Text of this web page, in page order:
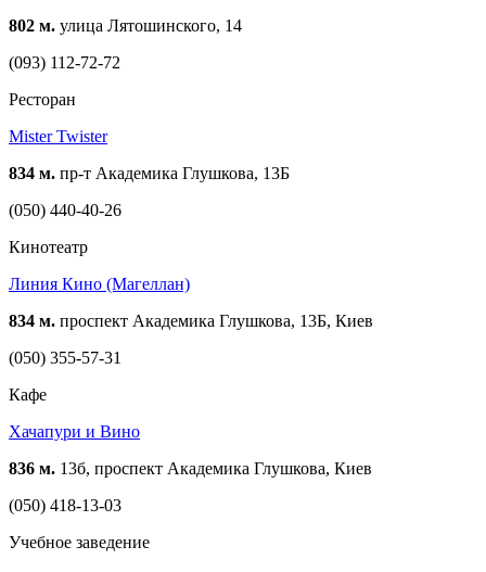
802 м. улица Лятошинского, 14
(093) 112-72-72
Ресторан
Mister Twister
834 м. пр-т Академика Глушкова, 13Б
(050) 440-40-26
Кинотеатр
Линия Кино (Магеллан)
834 м. проспект Академика Глушкова, 13Б, Киев
(050) 355-57-31
Кафе
Хачапури и Вино
836 м. 13б, проспект Академика Глушкова, Киев
(050) 418-13-03
Учебное заведение